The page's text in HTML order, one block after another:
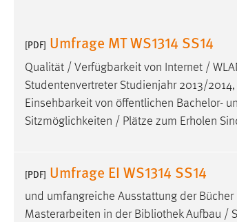
[PDF] Umfrage MT WS1314 SS14
Qualität / Verfügbarkeit von Internet /
Studentenvertreter Studienjahr 2013/
Einsehbarkeit von öffentlichen Bachelor-
Sitzmöglichkeiten / Plätze zum Erholen
[PDF] Umfrage EI WS1314 SS14
und umfangreiche Ausstattung der Bücher
Masterarbeiten in der BibliothekAufbau /